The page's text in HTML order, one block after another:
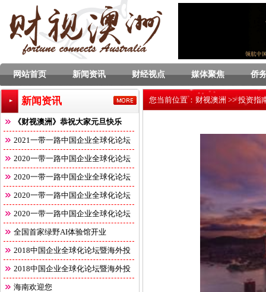
网站首页 新闻资讯 财经视点 媒体聚焦 侨
新闻资讯
《财视澳洲》恭祝大家元旦快乐
2021一带一路中国企业全球化论坛
2020一带一路中国企业全球化论坛
2020一带一路中国企业全球化论坛
2020一带一路中国企业全球化论坛
2020一带一路中国企业全球化论坛
全国首家绿野AI体验馆开业
2018中国企业全球化论坛暨海外投
2018中国企业全球化论坛暨海外投
海南欢迎您
您当前位置： 财视澳洲 >>投资指